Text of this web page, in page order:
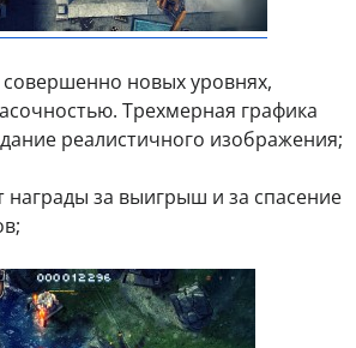
новых уровнях,
Трехмерная графика
реалистичного изображения;
награды за выигрыш и за спасение